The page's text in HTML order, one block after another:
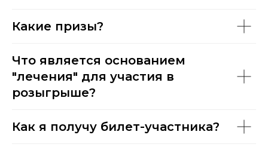
Какие призы?
Что является основанием
"лечения" для участия в
розыгрыше?
Как я получу билет-участника?